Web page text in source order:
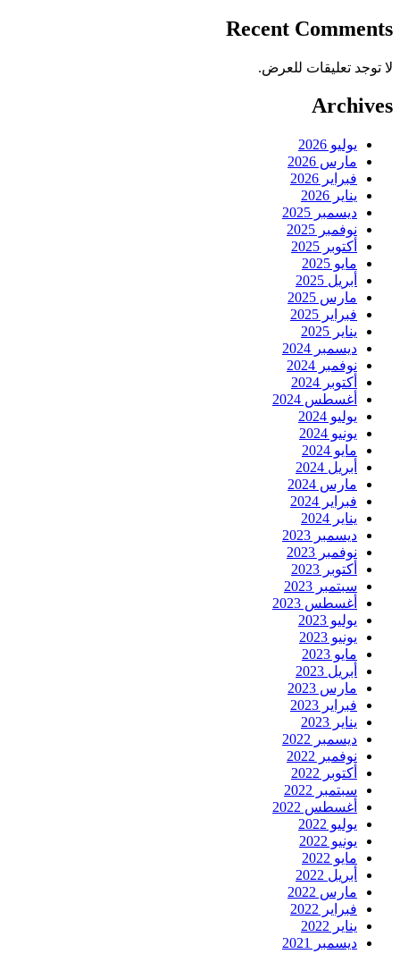
Recent Comments
لا توجد تعليقات للعرض.
Archives
يوليو 2026
مارس 2026
فبراير 2026
يناير 2026
ديسمبر 2025
نوفمبر 2025
أكتوبر 2025
مايو 2025
أبريل 2025
مارس 2025
فبراير 2025
يناير 2025
ديسمبر 2024
نوفمبر 2024
أكتوبر 2024
أغسطس 2024
يوليو 2024
يونيو 2024
مايو 2024
أبريل 2024
مارس 2024
فبراير 2024
يناير 2024
ديسمبر 2023
نوفمبر 2023
أكتوبر 2023
سبتمبر 2023
أغسطس 2023
يوليو 2023
يونيو 2023
مايو 2023
أبريل 2023
مارس 2023
فبراير 2023
يناير 2023
ديسمبر 2022
نوفمبر 2022
أكتوبر 2022
سبتمبر 2022
أغسطس 2022
يوليو 2022
يونيو 2022
مايو 2022
أبريل 2022
مارس 2022
فبراير 2022
يناير 2022
ديسمبر 2021